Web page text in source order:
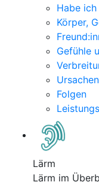
Habe
Körper,
Gefühle
Ursachen
Folgen
Lärm
Lärm im